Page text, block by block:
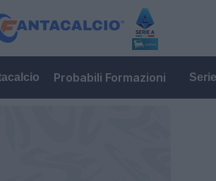
Probabili Formazioni